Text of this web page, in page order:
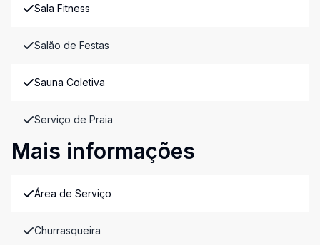
Sala Fitness
Salão de Festas
Sauna Coletiva
Serviço de Praia
Mais informações
Área de Serviço
Churrasqueira